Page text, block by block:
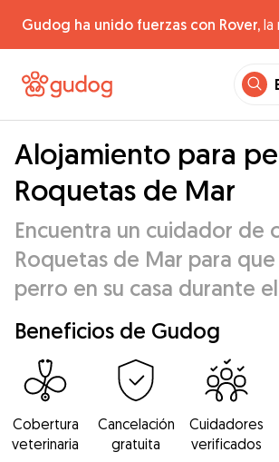
Gudog ha unido fuerzas con Rover, la
Alojamiento para
Roquetas de Mar
Encuentra un cuidador de
Roquetas de Mar para
perro en su casa durante
Beneficios de Gudog
Cobertura
veterinaria
Cancelación
gratuita
Cuidadores
verificados